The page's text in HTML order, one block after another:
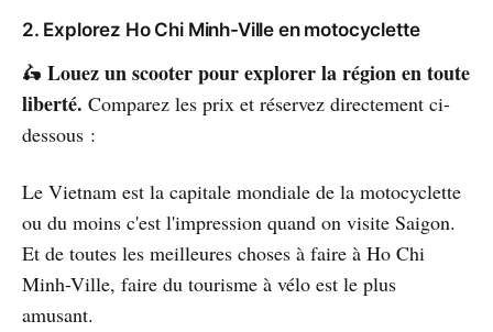
2. Explorez Ho Chi Minh-Ville en motocyclette
🛵 Louez un scooter pour explorer la région en toute
liberté. Comparez les prix et réservez directement ci-
dessous :
Le Vietnam est la capitale mondiale de la motocyclette
ou du moins c'est l'impression quand on visite Saigon.
Et de toutes les meilleures choses à faire à Ho Chi
Minh-Ville, faire du tourisme à vélo est le plus
amusant.